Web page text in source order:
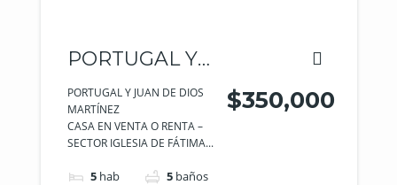
PORTUGAL Y
JUAN DE DIOS
MARTÍNEZ
PORTUGAL Y JUAN DE DIOS
MARTÍNEZ
CASA EN VENTA O RENTA –
SECTOR IGLESIA DE FÁTIMA...
5 hab 5 baños
$350,000